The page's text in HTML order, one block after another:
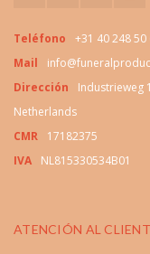
Teléfono
+31 40 248 50
Mail
Dirección
Industrieweg
Netherlands
CMR
17182375
IVA
NL815330534B01
ATENCIÓN AL